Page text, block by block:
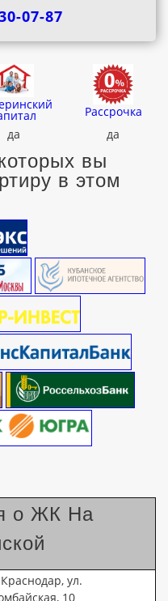
07-87
Рассрочка
да да
вы
в этом
о ЖК На
Краснодар, ул.
10